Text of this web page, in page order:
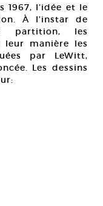
1967, l’idée et le
À l’instar de
partition, les
leur manière les
par LeWitt,
Les dessins